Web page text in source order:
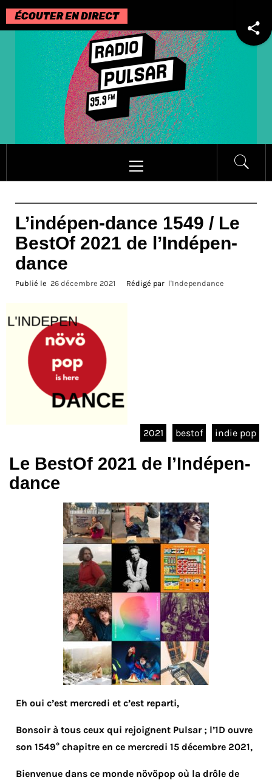
Passer
au
contenu
principal
L’indépen-dance 1549 / Le
BestOf 2021 de l’Indépen-
dance
Publié le 26 décembre 2021 Rédigé par l'Independance
2021 bestof indie pop
Le BestOf 2021 de l’Indépen-
dance
Eh oui c’est mercredi et c’est reparti,
Bonsoir à tous ceux qui rejoignent Pulsar ; l’1D ouvre
son 1549° chapitre en ce mercredi 15 décembre 2021,
Bienvenue dans ce monde növöpop où la drôle de